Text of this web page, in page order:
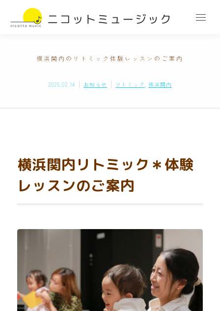
横浜関内のリトミック体験レッスンのご案内
2025.02.14 お知らせ リトミック 横浜関内
横浜関内リトミック＊体験
レッスンのご案内